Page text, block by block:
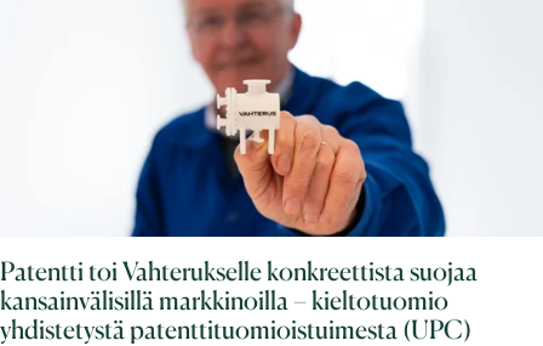
Patentti toi Vahterukselle konkreettista suojaa
kansainvälisillä markkinoilla – kieltotuomio
yhdistetystä patenttituomioistuimesta (UPC)